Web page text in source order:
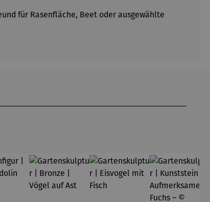
für Rasenfläche, Beet oder ausgewählte